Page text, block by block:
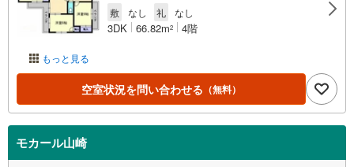
もっと見る
敷
なし 礼 なし
3DK 66.82m2 4階
空室状況を問い合わせる （無料）
モカール山崎